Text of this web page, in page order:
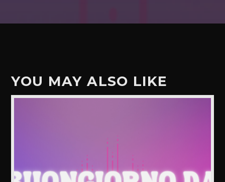
YOU MAY ALSO LIKE